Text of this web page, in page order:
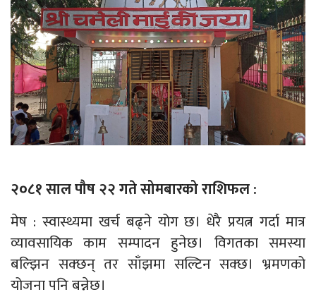
२०८१ साल पौष २२ गते सोमबारको राशिफल :
मेष : स्वास्थ्यमा खर्च बढ्ने योग छ। धेरै प्रयत्न गर्दा मात्र
व्यावसायिक काम सम्पादन हुनेछ। विगतका समस्या
बल्झिन सक्छन् तर साँझमा सल्टिन सक्छ। भ्रमणको
योजना पनि बन्नेछ।